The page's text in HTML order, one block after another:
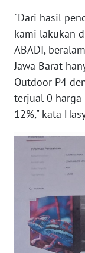
"Dari hasil
kami lakukan
ABADI,
Jawa Barat
Outdoor P4
terjual 0 harga
12%," kata
BABEL
SUMBAR
WN
SUMSEL
BENGKULU
LAMPUNG
WN
JATENG